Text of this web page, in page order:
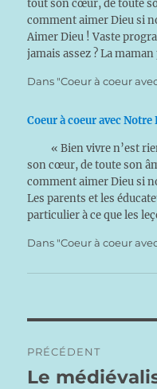
tout son cœur, de toute
comment aimer Dieu si
Aimer Dieu ! Vaste
jamais assez ? La
Dans "Coeur à coeur
Coeur à coeur avec Notre
« Bien vivre n’est rien
son cœur, de toute son
comment aimer Dieu si
Les parents et les
particulier à ce que les
Dans "Coeur à coeur
de
PRÉCÉDENT
Publication
Le